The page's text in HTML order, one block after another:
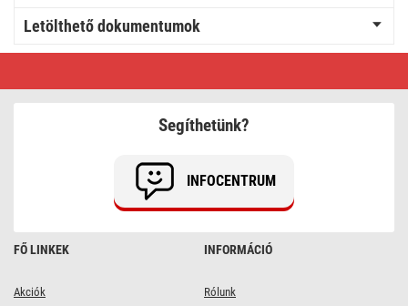
Letölthető dokumentumok
FŐ LINKEK
Akciók
INFORMÁCIÓ
Rólunk
Segíthetünk?
INFOCENTRUM